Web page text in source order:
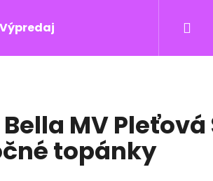
Výpredaj
MV
topánky